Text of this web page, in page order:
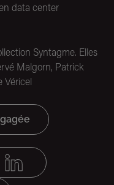
data center
Syntagme. Elles
Malgorn, Patrick
Véricel